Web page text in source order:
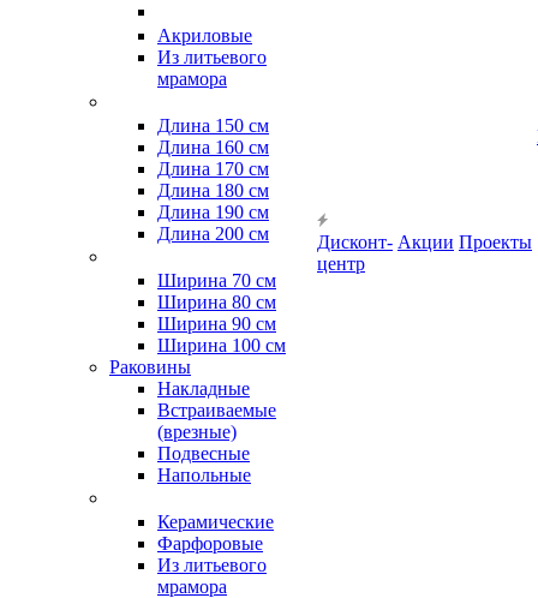
Акриловые
Из литьевого
мрамора
Длина 150 см
Длина 160 см
Длина 170 см
Длина 180 см
Длина 190 см
Длина 200 см
Ширина 70 см
Ширина 80 см
Ширина 90 см
Ширина 100 см
Раковины
Накладные
Встраиваемые
(врезные)
Подвесные
Напольные
Керамические
Фарфоровые
Из литьевого
мрамора
Дисконт-
центр
Акции Проекты